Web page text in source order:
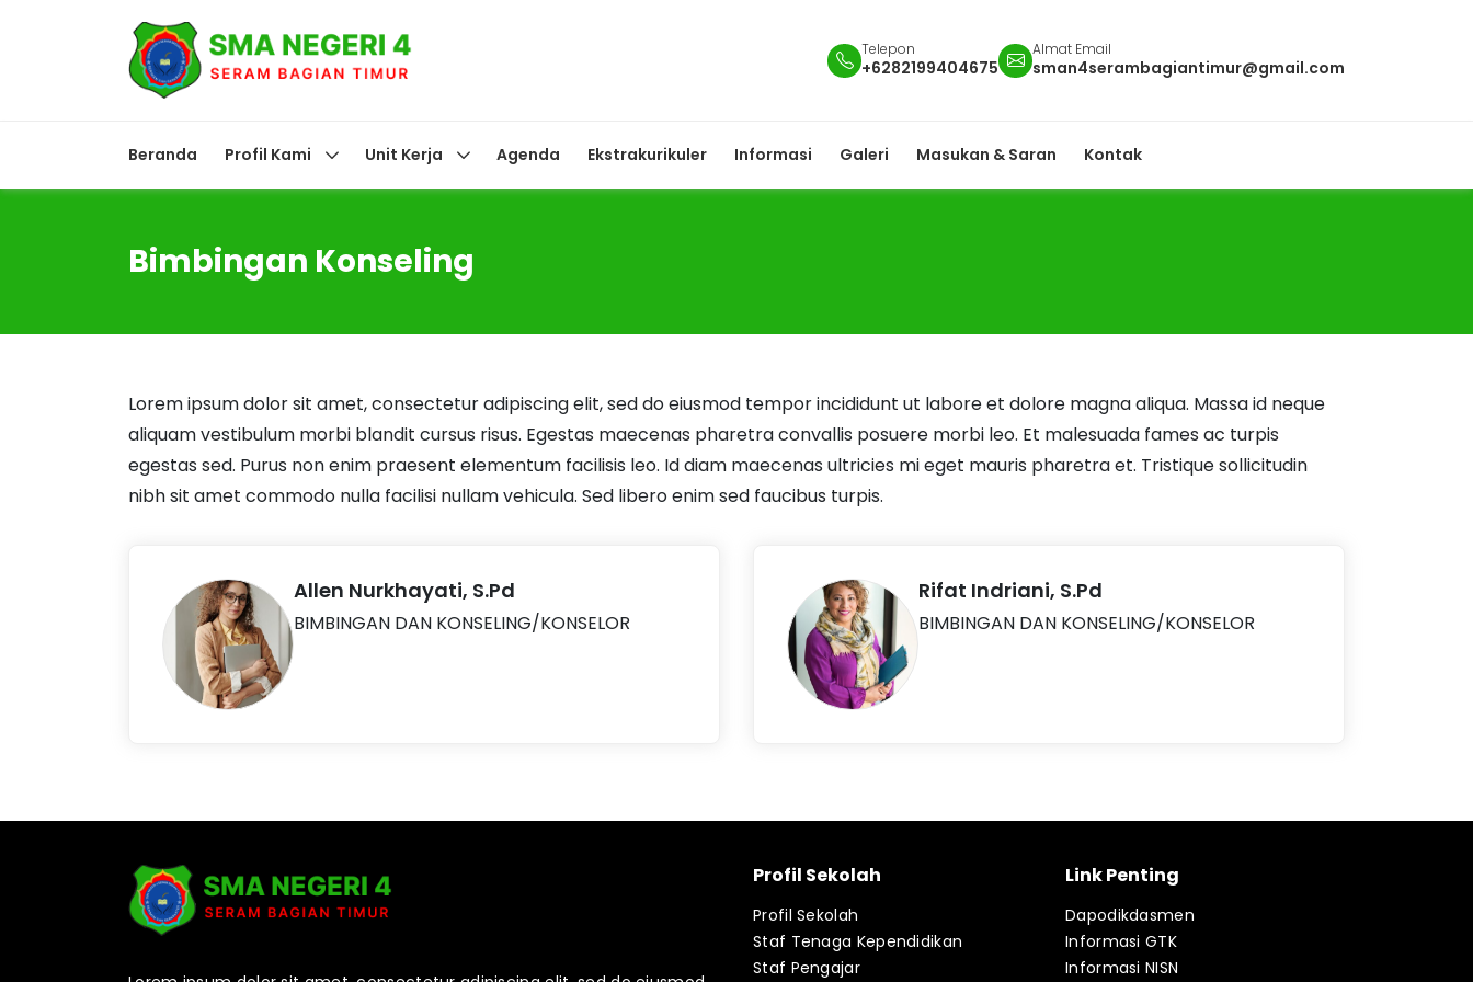
Telepon
+6282199404675
Almat Email
sman4serambagiantimur@gmail.com
Beranda Profil Kami Unit Kerja Agenda Ekstrakurikuler Informasi Galeri Masukan & Saran Kontak
Bimbingan Konseling
Lorem ipsum dolor sit amet, consectetur adipiscing elit, sed do eiusmod tempor incididunt ut labore et dolore magna aliqua. Massa id neque
aliquam vestibulum morbi blandit cursus risus. Egestas maecenas pharetra convallis posuere morbi leo. Et malesuada fames ac turpis
egestas sed. Purus non enim praesent elementum facilisis leo. Id diam maecenas ultricies mi eget mauris pharetra et. Tristique sollicitudin
nibh sit amet commodo nulla facilisi nullam vehicula. Sed libero enim sed faucibus turpis.
Allen Nurkhayati, S.Pd
BIMBINGAN DAN KONSELING/KONSELOR
Rifat Indriani, S.Pd
BIMBINGAN DAN KONSELING/KONSELOR
Profil Sekolah
Profil Sekolah
Staf Tenaga Kependidikan
Staf Pengajar
Link Penting
Dapodikdasmen
Informasi GTK
Informasi NISN